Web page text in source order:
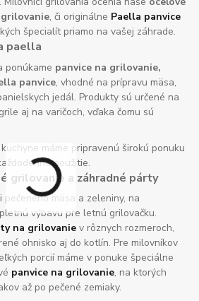
, či originálne Paella panvice
špecialít priamo na vašej záhrade.
paella
ponúkame panvice na grilovanie,
panvice, vhodné na prípravu mäsa,
jedál. Produkty sú určené na
aj na varičoch, vďaka čomu sú
máme pripravenú širokú ponuku
použitie.
grilovanie a záhradné párty
mäsa a zeleniny, na
výbavu pre letnú grilovačku.
na grilovanie v rôznych rozmeroch,
ohnisko aj do kotlín. Pre milovníkov
porcií máme v ponuke špeciálne
panvice na grilovanie, na ktorých
až po pečené zemiaky.